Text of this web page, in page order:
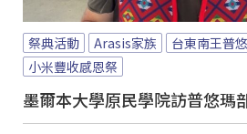
祭典活動 Arasis家族
台東南王普
小米豐收感恩祭
墨爾本大學原民學院訪普悠瑪